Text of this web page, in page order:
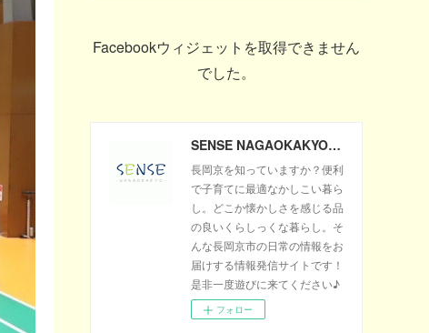
Facebookウィジェットを取得できません
でした。
SENSE NAGAOKAKYO ～長岡京市のサブサイト～
長岡京を知っていますか？便利
で子育てに最適なかしこい暮ら
し。どこか懐かしさを感じる品
の良いくらしっくな暮らし。そ
んな長岡京市の日常の情報をお
届けする情報発信サイトです！
是非一度遊びに来てください♪
フォロー